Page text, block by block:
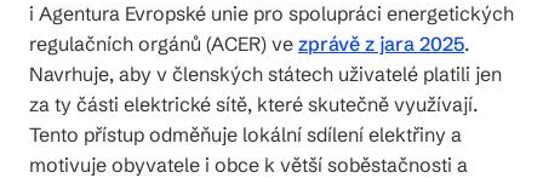
i Agentura Evropské unie pro spolupráci energetických
regulačních orgánů (ACER) ve zprávě z jara 2025.
Navrhuje, aby v členských státech uživatelé platili jen
za ty části elektrické sítě, které skutečně využívají.
Tento přístup odměňuje lokální sdílení elektřiny a
motivuje obyvatele i obce k větší soběstačnosti a